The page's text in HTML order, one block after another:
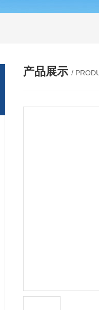
产品展示 /